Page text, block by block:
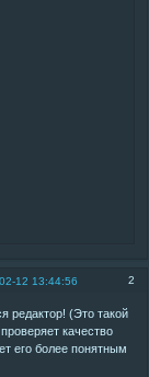
2
12 13:44:56
редактор! (Это такой
качество
его более понятным